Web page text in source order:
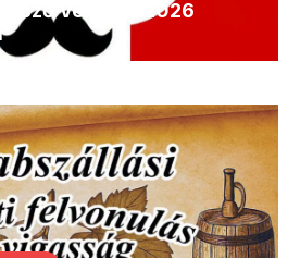
Verseny 2026